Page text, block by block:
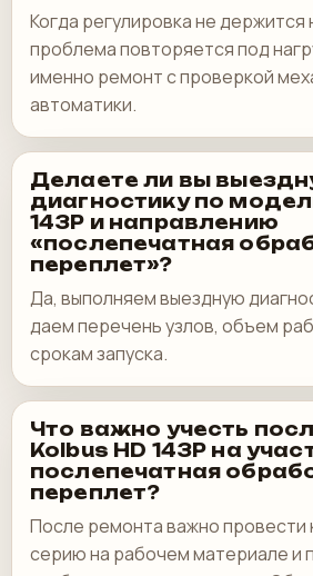
Когда регулировка не держится
проблема повторяется под
именно ремонт с проверкой
автоматики.
Делаете ли вы
диагностику по
143P и направлению
«послепечатная
переплет»?
Да, выполняем выездную
даем перечень узлов, объем
срокам запуска.
Что важно учесть
Kolbus HD 143P на
послепечатная
переплет?
После ремонта важно провести
серию на рабочем материале и